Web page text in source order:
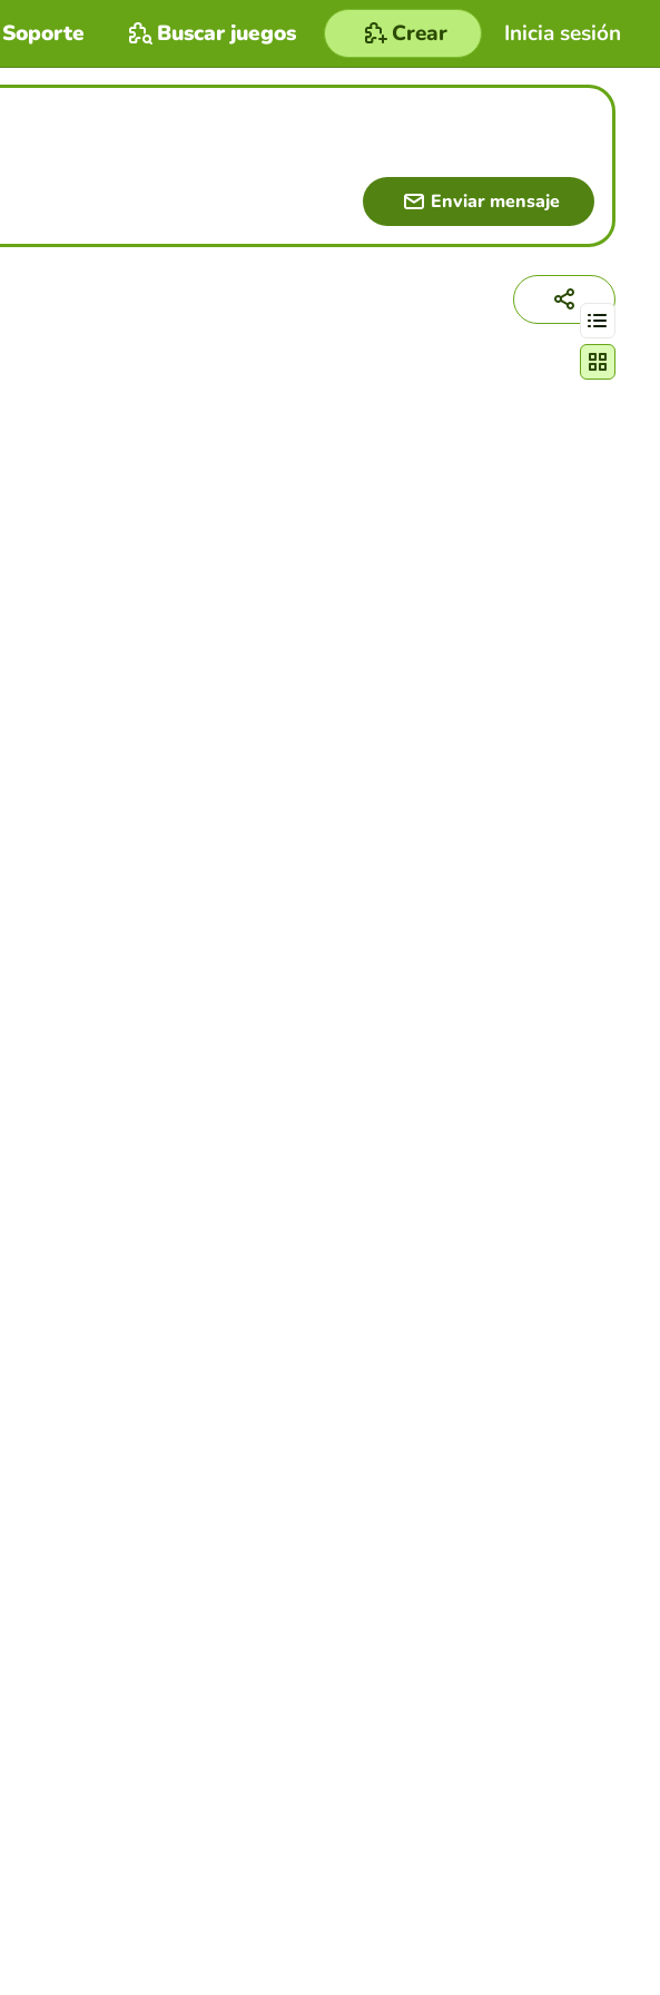
Inicia sesión
Soporte Buscar juegos Crear
Enviar mensaje
Cambiar